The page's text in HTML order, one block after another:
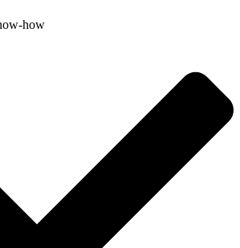
how